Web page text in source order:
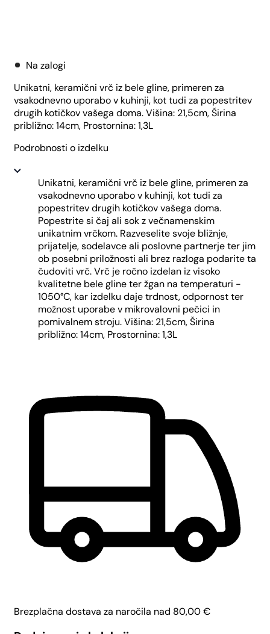
Na zalogi
Unikatni, keramični vrč iz bele gline, primeren za
vsakodnevno uporabo v kuhinji, kot tudi za popestritev
drugih kotičkov vašega doma. Višina: 21,5cm, Širina
približno: 14cm, Prostornina: 1,3L
Podrobnosti o izdelku
Unikatni, keramični vrč iz bele gline, primeren za
vsakodnevno uporabo v kuhinji, kot tudi za
popestritev drugih kotičkov vašega doma.
Popestrite si čaj ali sok z večnamenskim
unikatnim vrčkom. Razveselite svoje bližnje,
prijatelje, sodelavce ali poslovne partnerje ter jim
ob posebni priložnosti ali brez razloga podarite ta
čudoviti vrč. Vrč je ročno izdelan iz visoko
kvalitetne bele gline ter žgan na temperaturi -
1050°C, kar izdelku daje trdnost, odpornost ter
možnost uporabe v mikrovalovni pečici in
pomivalnem stroju. Višina: 21,5cm, Širina
približno: 14cm, Prostornina: 1,3L
Brezplačna dostava za naročila nad 80,00€